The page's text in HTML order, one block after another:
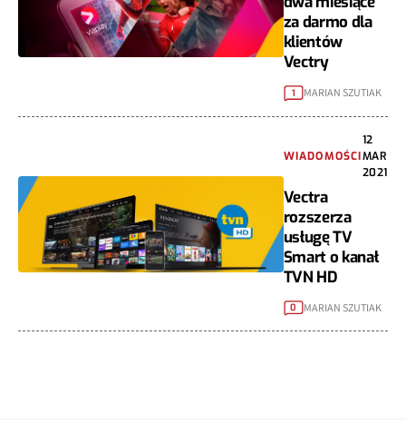
za darmo dla
klientów
Vectry
1 MARIAN SZUTIAK
WIADOMOŚCI
12
MAR
2021
Vectra
rozszerza
usługę TV
Smart o kanał
TVN HD
0 MARIAN SZUTIAK